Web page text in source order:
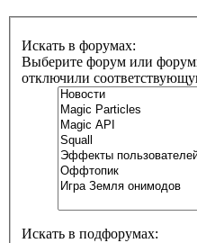
Искать в форумах:
Выберите форум или
отключили
Искать в подфорумах: